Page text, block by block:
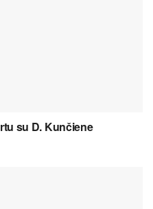
su D. Kunčiene